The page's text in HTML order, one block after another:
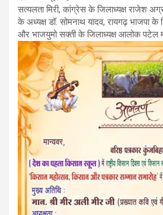
k
p
सत्यलता मिरी, कांग्रेस के जिलाध्यक्ष राजेश
के अध्यक्ष डॉ. सोमनाथ यादव, रायगढ़ भाजपा के
और भाजयुमो सक्ती के जिलाध्यक्ष आलोक पटेल